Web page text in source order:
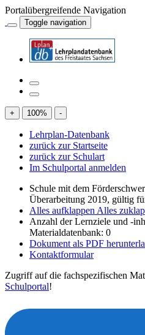
Portalübergreifende Navigation
Toggle navigation
+ 100% -
Lehrplan-Datenbank
zurück zur Startseite
zurück zur Schulart
Im Schulportal anmelden
Schule mit dem
Überarbeitung 2019, gültig
Alles aufklappen Alles
Anzahl der Lernziele und -
Materialdatenbank: 0
Dokument als PDF
Kontaktformular
Zugriff auf die fachspezifischen
Schulportal!